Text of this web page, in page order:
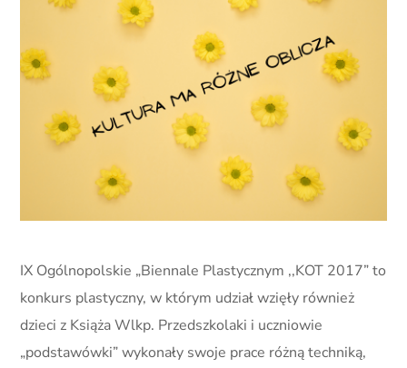
IX Ogólnopolskie „Biennale Plastycznym ,,KOT 2017” to
konkurs plastyczny, w którym udział wzięły również
dzieci z Książa Wlkp. Przedszkolaki i uczniowie
„podstawówki” wykonały swoje prace różną techniką,